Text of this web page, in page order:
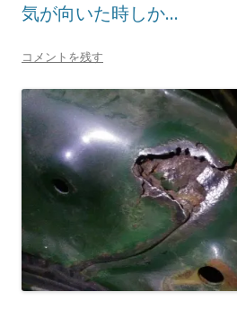
気が向いた時しか…
コメントを残す